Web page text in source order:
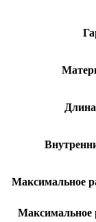
Максимальное
Максимальное